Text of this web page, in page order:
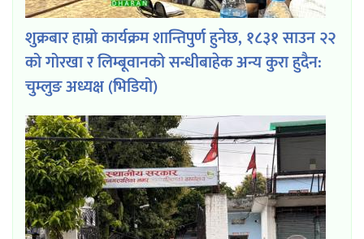
शुक्रबार हाम्रो कार्यक्रम शान्तिपुर्ण हुनेछ, १८३१ साउन २२
को गोरखा र लिम्बूवानको सन्धीबाहेक अन्य कुरा हुदैन:
चुम्लुङ अध्यक्ष (भिडियो)